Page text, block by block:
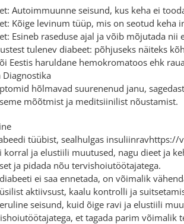
Autoimmuunne seisund, kus keha ei
Kõige levinum tüüp, mis on seotud keha
Esineb raseduse ajal ja võib mõjutada nii
tulenev diabeet: põhjuseks näiteks
Eestis haruldane hemokromatoos ehk
hõlmavad suurenenud janu,
mõõtmist ja meditsiinilist nõustamist.
tüübist, sealhulgas
korral ja elustiili muutused, nagu dieet ja
ja pidada nõu tervishoiutöötajatega.
ei saa ennetada, on võimalik
aktiivsust, kaalu kontrolli ja
seisund, kuid õige ravi ja elustiili
et tagada parim võimalik